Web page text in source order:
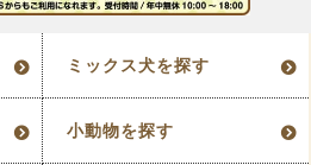
ミックス犬を探す
小動物を探す